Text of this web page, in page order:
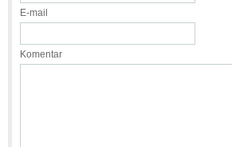
E-mail
Komentar